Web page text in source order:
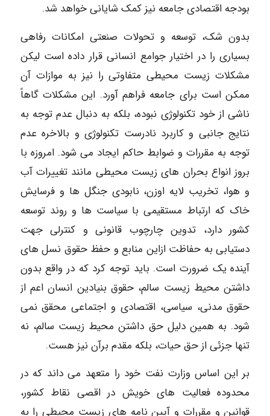
بودجه اقتصادی جامعه نیز کمک شایانی خواهد شد.
بدون شک، توسعه و تحولات صنعتی امکانات رفاهی
بسیاری را در اختیار جوامع انسانی قرار داده است لیکن
مشکلات زیست محیطی متفاوتی را نیز به موازات آن
ممکن است برای جامعه فراهم آورد. این مشکلات گاهاً
ناشی از خود تکنولوژی نبوده، بلکه به دنبال عدم توجه به
نتایج جانبی و کاربرد نادرست تکنولوژی و بالاخره عدم
توجه به مقررات و ضوابط حاکم ایجاد می شود. امروزه با
بروز انواع بحران های زیست محیطی مانند تغییرات آب
و هوا، تخریب لایه اوزن، نابودی جنگل ها و فرسایش
خاک که ارتباط مستقیمی با سیاست ها و روند توسعه
کشور دارد، تدوین چارچوب قانونی و کنترلی جهت
دستیابی به حفاظت ازاین منابع و حفظ حقوق نسل های
آینده یک ضرورت است. باید توجه کرد که در واقع بدون
داشتن محیط زیست سالم، حقوق بنیادین انسان اعم از
حقوق مدنی، سیاسی، اقتصادی و اجتماعی محقق نمی
شود. به همین دلیل حق داشتن محیط زیست سالم، نه
تنها جزئی از حق حیات، بلکه مقدم برآن نیز هست.
بر این اساس وزارت نفت خود را متعهد می داند که در
محدوده فعالیت های خویش در اقصی نقاط کشور،
قوانین و مقررات و آیین نامه های زیست محیطی را به